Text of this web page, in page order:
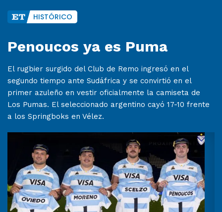
HISTÓRICO
Penoucos ya es Puma
El rugbier surgido del Club de Remo ingresó en el
segundo tiempo ante Sudáfrica y se convirtió en el
primer azuleño en vestir oficialmente la camiseta de
Los Pumas. El seleccionado argentino cayó 17-10 frente
a los Springboks en Vélez.